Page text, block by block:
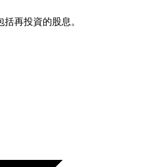
再投資的股息。